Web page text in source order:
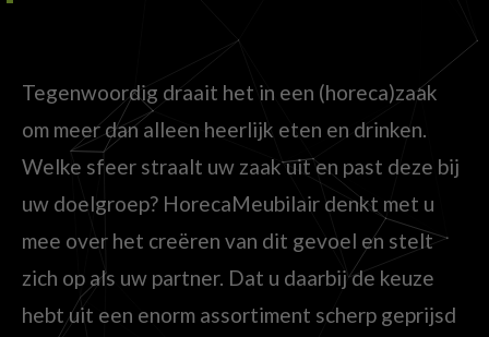
Tegenwoordig draait het in een (horeca)zaak
om meer dan alleen heerlijk eten en drinken.
Welke sfeer straalt uw zaak uit en past deze bij
uw doelgroep? HorecaMeubilair denkt met u
mee over het creëren van dit gevoel en stelt
zich op als uw partner. Dat u daarbij de keuze
hebt uit een enorm assortiment scherp geprijsd